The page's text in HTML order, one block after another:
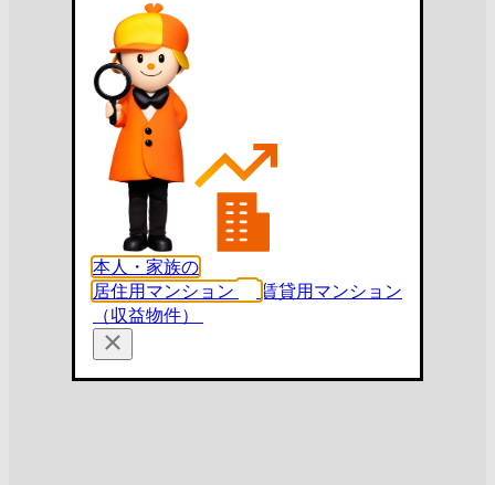
本人・家族の
居住用マンション
賃貸用マンション
（収益物件）